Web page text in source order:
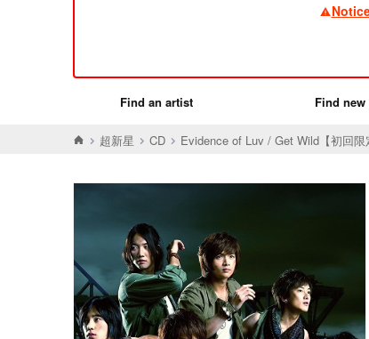
Find an artist Find
超新星 CD Evidence of Luv / Get Wild【初回限